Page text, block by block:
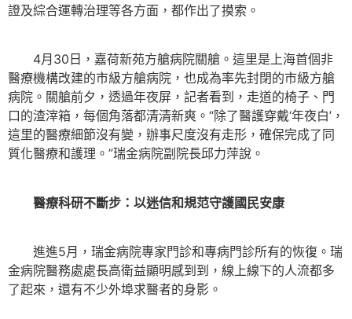
證及綜合運轉治理等各方面，都作出了摸索。
4月30日，嘉荷新苑方艙病院關艙。這里是上海首個非
醫療機構改建的市級方艙病院，也成為率先封閉的市級方艙
病院。關艙前夕，透過年夜屏，記者看到，走道的椅子、門
口的渣滓箱，每個角落都清清新爽。“除了醫護穿戴‘年夜白’，
這里的醫療細節沒有變，辦事尺度沒有走形，確保完成了同
質化醫療和護理。”瑞金病院副院長邱力萍說。
醫療科研不斷步：以迷信和規范守護國民安康
進進5月，瑞金病院專家門診和專病門診所有的恢復。瑞
金病院醫務處處長高衛益顯明感到到，線上線下的人流都多
了起來，還有不少外埠求醫者的身影。